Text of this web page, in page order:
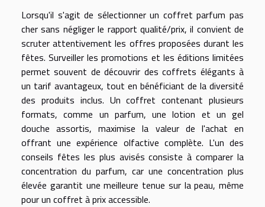
Lorsqu'il s'agit de sélectionner un coffret parfum pas
cher sans négliger le rapport qualité/prix, il convient de
scruter attentivement les offres proposées durant les
fêtes. Surveiller les promotions et les éditions limitées
permet souvent de découvrir des coffrets élégants à
un tarif avantageux, tout en bénéficiant de la diversité
des produits inclus. Un coffret contenant plusieurs
formats, comme un parfum, une lotion et un gel
douche assortis, maximise la valeur de l'achat en
offrant une expérience olfactive complète. L'un des
conseils fêtes les plus avisés consiste à comparer la
concentration du parfum, car une concentration plus
élevée garantit une meilleure tenue sur la peau, même
pour un coffret à prix accessible.